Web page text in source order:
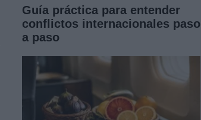
Guía práctica para entender
conflictos internacionales paso
a paso